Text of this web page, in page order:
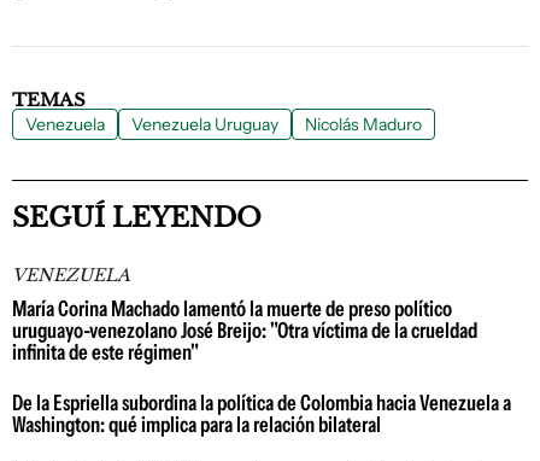
TEMAS
Venezuela Venezuela Uruguay Nicolás Maduro
SEGUÍ LEYENDO
VENEZUELA
María Corina Machado lamentó la muerte de preso político
uruguayo-venezolano José Breijo: "Otra víctima de la crueldad
infinita de este régimen"
De la Espriella subordina la política de Colombia hacia Venezuela a
Washington: qué implica para la relación bilateral